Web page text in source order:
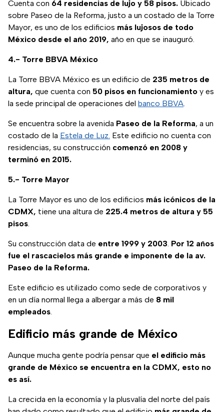
Cuenta con 64 residencias de lujo y 58 pisos. Ubicado
sobre Paseo de la Reforma, justo a un costado de la Torre
Mayor, es uno de los edificios más lujosos de todo
México desde el año 2019, año en que se inauguró.
4.- Torre BBVA México
La Torre BBVA México es un edificio de 235 metros de
altura, que cuenta con 50 pisos en funcionamiento y es
la sede principal de operaciones del banco BBVA.
Se encuentra sobre la avenida Paseo de la Reforma, a un
costado de la Estela de Luz. Este edificio no cuenta con
residencias, su construcción comenzó en 2008 y
terminó en 2015.
5.- Torre Mayor
La Torre Mayor es uno de los edificios más icónicos de la
CDMX, tiene una altura de 225.4 metros de altura y 55
pisos.
Su construcción data de entre 1999 y 2003. Por 12 años
fue el rascacielos más grande e imponente de la av.
Paseo de la Reforma.
Este edificio es utilizado como sede de corporativos y
en un día normal llega a albergar a más de 8 mil
empleados.
Edificio más grande de México
Aunque mucha gente podría pensar que el edificio más
grande de México se encuentra en la CDMX, esto no
es así.
La crecida en la economía y la plusvalía del norte del país